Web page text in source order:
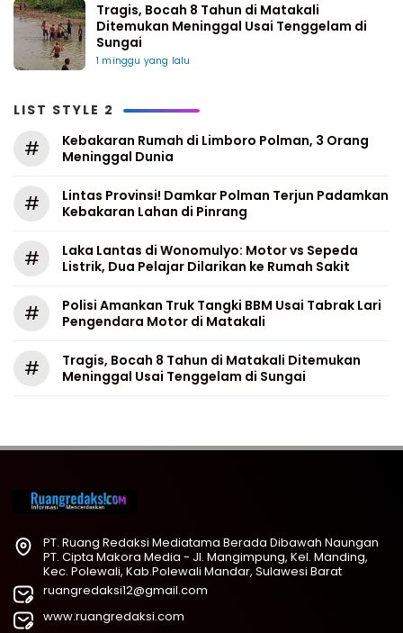
Tragis, Bocah 8 Tahun di Matakali
Ditemukan Meninggal Usai Tenggelam di
Sungai
1 minggu yang lalu
LIST STYLE 2
#
Kebakaran Rumah di Limboro Polman, 3 Orang
Meninggal Dunia
#
Lintas Provinsi! Damkar Polman Terjun Padamkan
Kebakaran Lahan di Pinrang
#
Laka Lantas di Wonomulyo: Motor vs Sepeda
Listrik, Dua Pelajar Dilarikan ke Rumah Sakit
#
Polisi Amankan Truk Tangki BBM Usai Tabrak Lari
Pengendara Motor di Matakali
#
Tragis, Bocah 8 Tahun di Matakali Ditemukan
Meninggal Usai Tenggelam di Sungai
PT. Ruang Redaksi Mediatama Berada Dibawah Naungan
PT. Cipta Makora Media - Jl. Mangimpung, Kel. Manding,
Kec. Polewali, Kab.Polewali Mandar, Sulawesi Barat
ruangredaksi12@gmail.com
www.ruangredaksi.com